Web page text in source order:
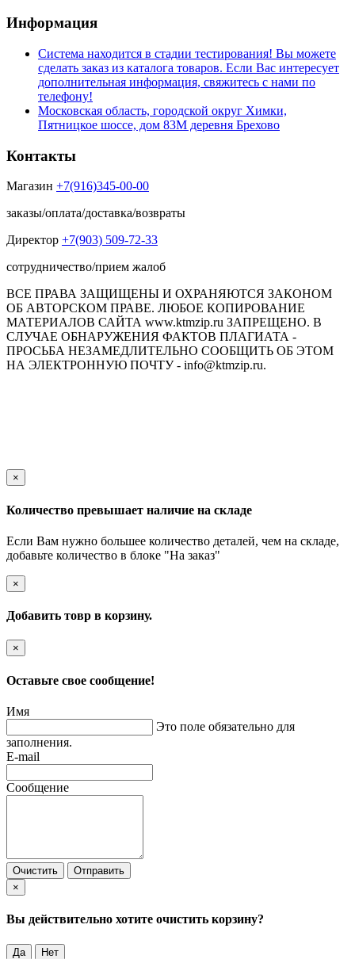
Информация
Система находится в стадии тестирования! Вы можете
сделать заказ из каталога товаров. Если Вас интересует
дополнительная информация, свяжитесь с нами по
телефону!
Московская область, городской округ Химки,
Пятницкое шоссе, дом 83М деревня Брехово
Контакты
Магазин +7(916)345-00-00
заказы/оплата/доставка/возвраты
Директор +7(903) 509-72-33
сотрудничество/прием жалоб
ВСЕ ПРАВА ЗАЩИЩЕНЫ И ОХРАНЯЮТСЯ ЗАКОНОМ
ОБ АВТОРСКОМ ПРАВЕ. ЛЮБОЕ КОПИРОВАНИЕ
МАТЕРИАЛОВ САЙТА www.ktmzip.ru ЗАПРЕЩЕНО. В
СЛУЧАЕ ОБНАРУЖЕНИЯ ФАКТОВ ПЛАГИАТА -
ПРОСЬБА НЕЗАМЕДЛИТЕЛЬНО СООБЩИТЬ ОБ ЭТОМ
НА ЭЛЕКТРОННУЮ ПОЧТУ - info@ktmzip.ru.
×
Количество превышает наличие на складе
Если Вам нужно большее количество деталей, чем на складе,
добавьте количество в блоке "На заказ"
×
Добавить товр в корзину.
×
Оставьте свое сообщение!
Имя
Это поле обязательно для
заполнения.
E-mail
Сообщение
Очистить
Отправить
×
Вы действительно хотите очистить корзину?
Да Нет